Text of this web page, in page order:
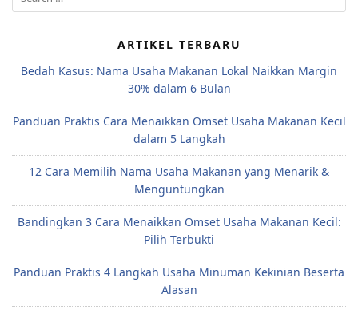
for:
ARTIKEL TERBARU
Bedah Kasus: Nama Usaha Makanan Lokal Naikkan Margin
30% dalam 6 Bulan
Panduan Praktis Cara Menaikkan Omset Usaha Makanan Kecil
dalam 5 Langkah
12 Cara Memilih Nama Usaha Makanan yang Menarik &
Menguntungkan
Bandingkan 3 Cara Menaikkan Omset Usaha Makanan Kecil:
Pilih Terbukti
Panduan Praktis 4 Langkah Usaha Minuman Kekinian Beserta
Alasan